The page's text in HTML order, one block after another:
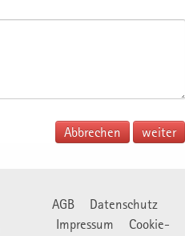
Abbrechen
AGB
Datenschutz
Impressum
Cookie-